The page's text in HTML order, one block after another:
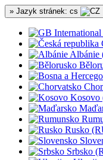
» Jazyk stránek: cs
Albánie
Kosovo
Rusko
Srbsko